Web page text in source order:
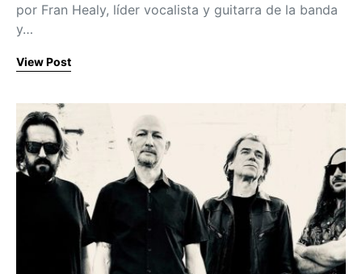
por Fran Healy, líder vocalista y guitarra de la banda
y…
View Post